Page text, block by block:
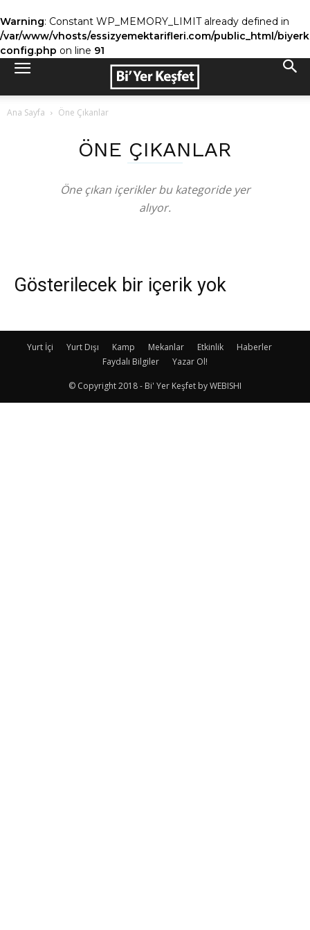
Warning: Constant WP_MEMORY_LIMIT already defined in
/var/www/vhosts/essizyemektarifleri.com/public_html/
config.php on line 91
Ana Sayfa Öne Çıkanlar
ÖNE ÇIKANLAR
Öne çıkan içerikler bu kategoride yer
alıyor.
Gösterilecek bir içerik yok
Yurt İçi Yurt Dışı Kamp Mekanlar Etkinlik
Haberler
Faydalı Bilgiler
Yazar Ol!
© Copyright 2018 - Bi' Yer Keşfet by WEBISHI